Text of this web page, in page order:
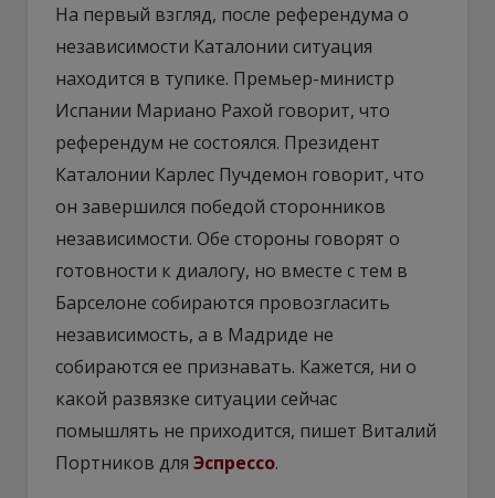
На первый взгляд, после референдума о
независимости Каталонии ситуация
находится в тупике. Премьер-министр
Испании Мариано Рахой говорит, что
референдум не состоялся. Президент
Каталонии Карлес Пучдемон говорит, что
он завершился победой сторонников
независимости. Обе стороны говорят о
готовности к диалогу, но вместе с тем в
Барселоне собираются провозгласить
независимость, а в Мадриде не
собираются ее признавать. Кажется, ни о
какой развязке ситуации сейчас
помышлять не приходится, пишет Виталий
Портников для Эспрессо.